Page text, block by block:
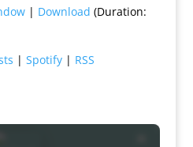
| Download (Duration:
| Spotify| RSS